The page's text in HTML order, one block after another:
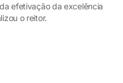
efetivação da excelência
o reitor.